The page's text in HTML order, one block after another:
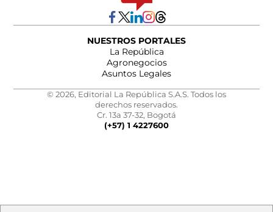
NUESTROS PORTALES
La República
Agronegocios
Asuntos Legales
© 2026, Editorial La República S.A.S. Todos los
derechos reservados.
Cr. 13a 37-32, Bogotá
(+57) 1 4227600